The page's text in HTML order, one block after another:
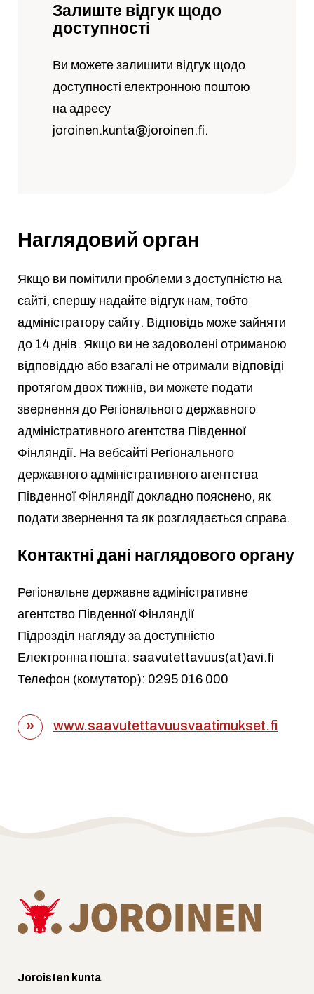
Залиште відгук щодо
доступності
Ви можете залишити відгук щодо
доступності електронною поштою
на адресу
joroinen.kunta@joroinen.fi.
Наглядовий орган
Якщо ви помітили проблеми з доступністю на
сайті, спершу надайте відгук нам, тобто
адміністратору сайту. Відповідь може зайняти
до 14 днів. Якщо ви не задоволені отриманою
відповіддю або взагалі не отримали відповіді
протягом двох тижнів, ви можете подати
звернення до Регіонального державного
адміністративного агентства Південної
Фінляндії. На вебсайті Регіонального
державного адміністративного агентства
Південної Фінляндії докладно пояснено, як
подати звернення та як розглядається справа.
Контактні дані наглядового органу
Регіональне державне адміністративне
агентство Південної Фінляндії
Підрозділ нагляду за доступністю
Електронна пошта: saavutettavuus(at)avi.fi
Телефон (комутатор): 0295 016 000
www.saavutettavuusvaatimukset.fi
Joroisten kunta